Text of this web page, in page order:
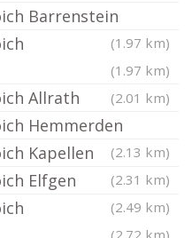
Barrenstein
(1.97 km)
(1.97 km)
Allrath (2.01 km)
Hemmerden
(2.13 km)
Kapellen
(2.31 km)
Elfgen
(2.49 km)
(2.72 km)